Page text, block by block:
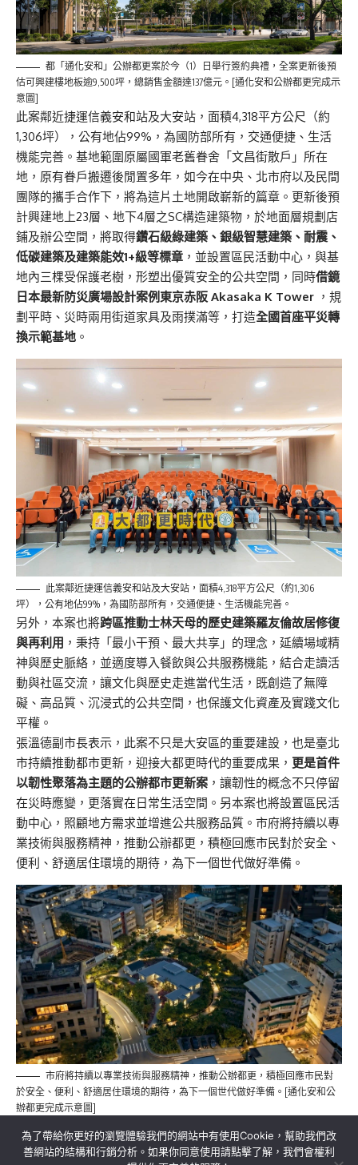
都「通化安和」公辦都更案於今（1）日舉行簽約典禮，全案更新後預
估可興建樓地板逾9,500坪，總銷售金額達137億元。[通化安和公辦都更完成示
意圖]
此案鄰近捷運信義安和站及大安站，面積4,318平方公尺（約
1,306坪），公有地佔99%，為國防部所有，交通便捷、生活
機能完善。基地範圍原屬國軍老舊眷舍「文昌街散戶」所在
地，原有眷戶搬遷後閒置多年，如今在中央、北市府以及民間
團隊的攜手合作下，將為這片土地開啟嶄新的篇章。更新後預
計興建地上23層、地下4層之SC構造建築物，於地面層規劃店
鋪及辦公空間，將取得鑽石級綠建築、銀級智慧建築、耐震、
低碳建築及建築能效1+級等標章 ，並設置區民活動中心，與基
地內三棵受保護老樹，形塑出優質安全的公共空間，同時借鏡
日本最新防災廣場設計案例東京赤阪 Akasaka K Tower ，規
劃平時、災時兩用街道家具及雨撲滿等，打造全國首座平災轉
換示範基地 。
此案鄰近捷運信義安和站及大安站，面積4,318平方公尺（約1,306
坪），公有地佔99%，為國防部所有，交通便捷、生活機能完善。
另外，本案也將跨區推動士林天母的歷史建築羅友倫故居修復
與再利用 ，秉持「最小干預、最大共享」的理念，延續場域精
神與歷史脈絡，並適度導入餐飲與公共服務機能，結合走讀活
動與社區交流，讓文化與歷史走進當代生活，既創造了無障
礙、高品質、沉浸式的公共空間，也保護文化資產及實踐文化
平權。
張溫德副市長表示，此案不只是大安區的重要建設，也是臺北
市持續推動都市更新，迎接大都更時代的重要成果， 更是首件
以韌性聚落為主題的公辦都市更新案 ，讓韌性的概念不只停留
在災時應變，更落實在日常生活空間。另本案也將設置區民活
動中心，照顧地方需求並增進公共服務品質。市府將持續以專
業技術與服務精神，推動公辦都更，積極回應市民對於安全、
便利、舒適居住環境的期待，為下一個世代做好準備。
市府將持續以專業技術與服務精神，推動公辦都更，積極回應市民對
於安全、便利、舒適居住環境的期待，為下一個世代做好準備。[通化安和公
辦都更完成示意圖]
為了帶給你更好的瀏覽體驗我們的網站中有使用Cookie，幫助我們改
善網站的結構和行銷分析。如果你同意使用請點擊了解，我們會權利